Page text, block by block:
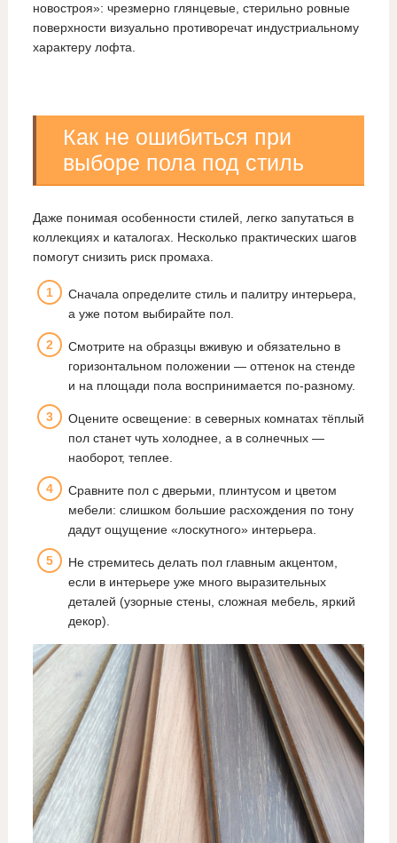
новостроя»: чрезмерно глянцевые, стерильно ровные
поверхности визуально противоречат индустриальному
характеру лофта.
Как не ошибиться при
выборе пола под стиль
Даже понимая особенности стилей, легко запутаться в
коллекциях и каталогах. Несколько практических шагов
помогут снизить риск промаха.
Сначала определите стиль и палитру интерьера,
а уже потом выбирайте пол.
Смотрите на образцы вживую и обязательно в
горизонтальном положении — оттенок на стенде
и на площади пола воспринимается по‑разному.
Оцените освещение: в северных комнатах тёплый
пол станет чуть холоднее, а в солнечных —
наоборот, теплее.
Сравните пол с дверьми, плинтусом и цветом
мебели: слишком большие расхождения по тону
дадут ощущение «лоскутного» интерьера.
Не стремитесь делать пол главным акцентом,
если в интерьере уже много выразительных
деталей (узорные стены, сложная мебель, яркий
декор).